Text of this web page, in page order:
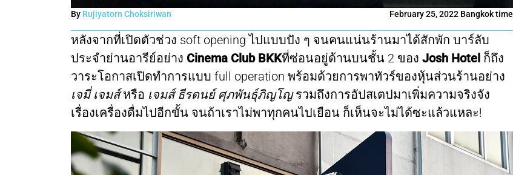
By Rujiyatorn Choksiriwan February 25, 2022 Bangkok time
หลังจากที่เปิดตัวช่วง soft opening ไปแบบปัง ๆ จนคนแน่นร้านมาได้สักพัก บาร์ลับ
ประจำย่านอารีย์อย่าง Cinema Club BKKที่ซ่อนอยู่ด้านบนชั้น 2 ของ Josh Hotel ก็ถึง
วาระโอกาสเปิดทำการแบบ full operation พร้อมด้วยการพาทัวร์ของหุ้นส่วนร้านอย่าง
เจมี่ เจมส์หรือ เจมส์ ธีรดนย์ ศุภพันธุ์ภิญโญรวมถึงการอัปสเตปมาเพิ่มความจริงจัง
เรื่องเครื่องดื่มไปอีกขั้น จนถ้าเราไม่พาทุกคนไปเยือน ก็เห็นจะไม่ได้ซะแล้วแหละ!